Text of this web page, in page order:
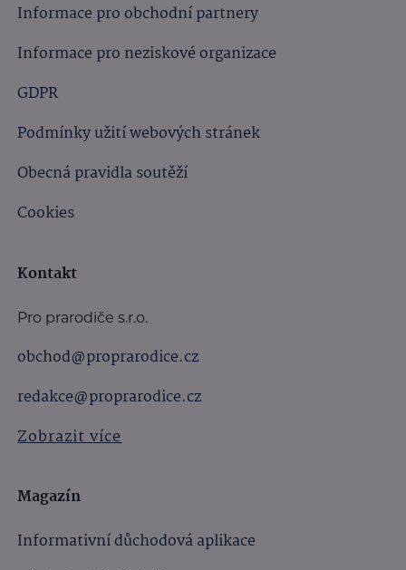
Informace pro obchodní partnery
Informace pro neziskové organizace
GDPR
Podmínky užití webových stránek
Obecná pravidla soutěží
Cookies
Kontakt
Pro prarodiče s.r.o.
obchod@proprarodice.cz
redakce@proprarodice.cz
Zobrazit více
Magazín
Informativní důchodová aplikace